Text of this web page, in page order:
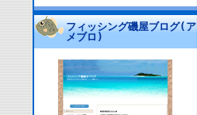
フィッシング磯屋ブログ(ア
メブロ)